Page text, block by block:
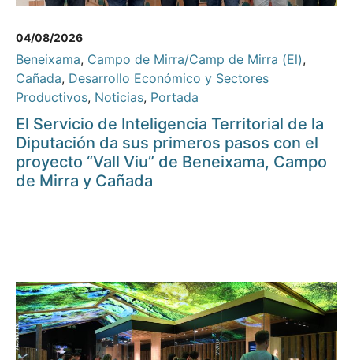
04/08/2026
Beneixama, Campo de Mirra/Camp de Mirra (El),
Cañada, Desarrollo Económico y Sectores
Productivos, Noticias, Portada
El Servicio de Inteligencia Territorial de la
Diputación da sus primeros pasos con el
proyecto “Vall Viu” de Beneixama, Campo
de Mirra y Cañada